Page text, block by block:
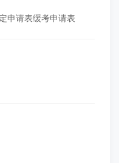
申请表缓考申请表